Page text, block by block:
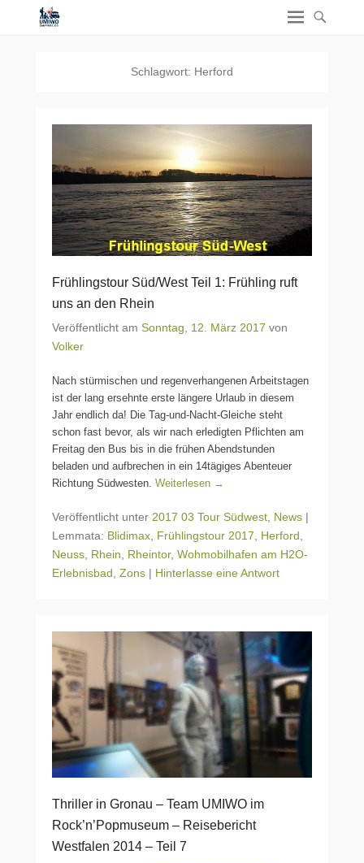
Schlagwort: Herford
Frühlingstour Süd/West Teil 1: Frühling ruft
uns an den Rhein
Veröffentlicht am Sonntag, 12. März 2017 von
Volker
Nach stürmischen und regenverhangenen Arbeitstagen
ist der lang ersehnte erste längere Urlaub in diesem
Jahr endlich da! Die Tag-und-Nacht-Gleiche steht
schon fast bevor, als wir nach erledigten Pflichten am
Freitag den Bus bis in die frühen Abendstunden
beladen und aufbrechen in ein 14tägiges Abenteuer
Richtung Südwesten. Weiterlesen →
Veröffentlicht unter 2017 03 Tour Südwest News |
Lemmata: Blidimax Frühlingstour 2017 Herford
Neuss Rhein Rheintor, Wohmobilhafen am H2O-
Erlebnisbad Zons | Hinterlasse eine Antwort
Thriller in Gronau – Team UMIWO im
Rock’n’Popmuseum – Reisebericht
Westfalen 2014 – Teil 7